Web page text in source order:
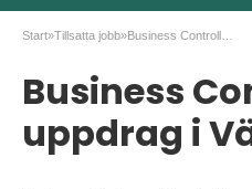
Start»Tillsatta jobb»
Business
uppdrag i